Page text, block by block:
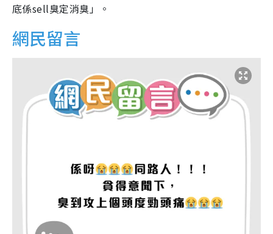
底係sell臭定消臭」。
網民留言